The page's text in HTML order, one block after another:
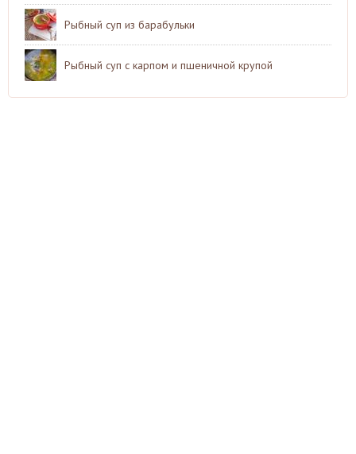
Рыбный суп из барабульки
Рыбный суп с карпом и пшеничной крупой